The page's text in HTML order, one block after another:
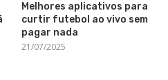
Melhores aplicativos para
curtir futebol ao vivo sem
pagar nada
21/07/2025